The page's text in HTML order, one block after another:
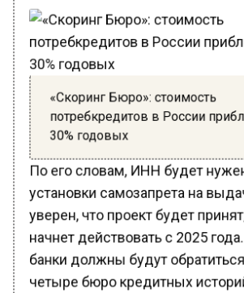
«Скоринг Бюро»: стоимость
потребкредитов в России
30% годовых
По его словам, ИНН будет
установки самозапрета на
уверен, что проект будет
начнет действовать с 2025
банки должны будут
четыре бюро кредитных